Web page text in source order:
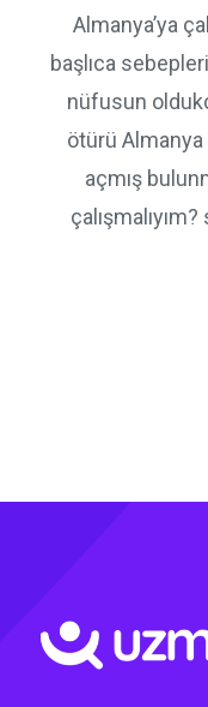
Almanya’ya
başlıca
nüfusun
ötürü Almanya
açmış